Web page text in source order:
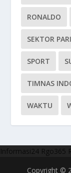
RONALDO
SEKTOR
SPORT
TIMNAS
WAKTU
Informasi24 Rgo365
Copyright ©